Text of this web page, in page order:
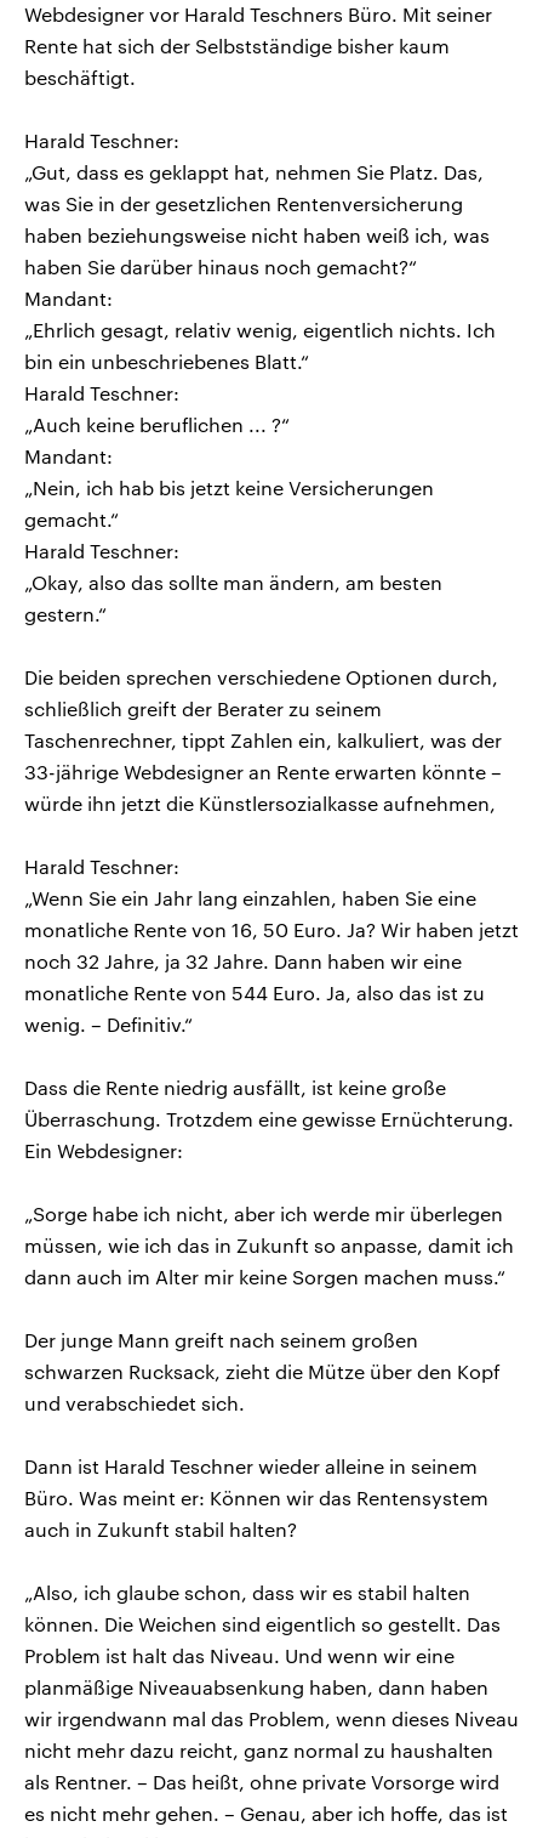
Webdesigner vor Harald Teschners Büro. Mit seiner
Rente hat sich der Selbstständige bisher kaum
beschäftigt.
Harald Teschner:
„Gut, dass es geklappt hat, nehmen Sie Platz. Das,
was Sie in der gesetzlichen Rentenversicherung
haben beziehungsweise nicht haben weiß ich, was
haben Sie darüber hinaus noch gemacht?“
Mandant:
„Ehrlich gesagt, relativ wenig, eigentlich nichts. Ich
bin ein unbeschriebenes Blatt.“
Harald Teschner:
„Auch keine beruflichen ... ?“
Mandant:
„Nein, ich hab bis jetzt keine Versicherungen
gemacht.“
Harald Teschner:
„Okay, also das sollte man ändern, am besten
gestern.“
Die beiden sprechen verschiedene Optionen durch,
schließlich greift der Berater zu seinem
Taschenrechner, tippt Zahlen ein, kalkuliert, was der
33-jährige Webdesigner an Rente erwarten könnte –
würde ihn jetzt die Künstlersozialkasse aufnehmen,
Harald Teschner:
„Wenn Sie ein Jahr lang einzahlen, haben Sie eine
monatliche Rente von 16, 50 Euro. Ja? Wir haben jetzt
noch 32 Jahre, ja 32 Jahre. Dann haben wir eine
monatliche Rente von 544 Euro. Ja, also das ist zu
wenig. – Definitiv.“
Dass die Rente niedrig ausfällt, ist keine große
Überraschung. Trotzdem eine gewisse Ernüchterung.
Ein Webdesigner:
„Sorge habe ich nicht, aber ich werde mir überlegen
müssen, wie ich das in Zukunft so anpasse, damit ich
dann auch im Alter mir keine Sorgen machen muss.“
Der junge Mann greift nach seinem großen
schwarzen Rucksack, zieht die Mütze über den Kopf
und verabschiedet sich.
Dann ist Harald Teschner wieder alleine in seinem
Büro. Was meint er: Können wir das Rentensystem
auch in Zukunft stabil halten?
„Also, ich glaube schon, dass wir es stabil halten
können. Die Weichen sind eigentlich so gestellt. Das
Problem ist halt das Niveau. Und wenn wir eine
planmäßige Niveauabsenkung haben, dann haben
wir irgendwann mal das Problem, wenn dieses Niveau
nicht mehr dazu reicht, ganz normal zu haushalten
als Rentner. – Das heißt, ohne private Vorsorge wird
es nicht mehr gehen. – Genau, aber ich hoffe, das ist